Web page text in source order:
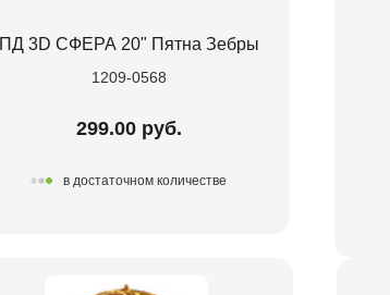
ПД 3D СФЕРА 20" Пятна Зебры
1209-0568
299.00 руб.
в достаточном количестве